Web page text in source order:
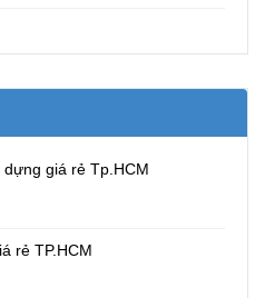
giá rẻ Tp.HCM
rẻ TP.HCM